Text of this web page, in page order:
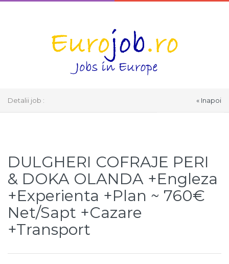
Detalii job : « Inapoi
DULGHERI COFRAJE PERI
& DOKA OLANDA +Engleza
+Experienta +Plan ~ 760€
Net/Sapt +Cazare
+Transport